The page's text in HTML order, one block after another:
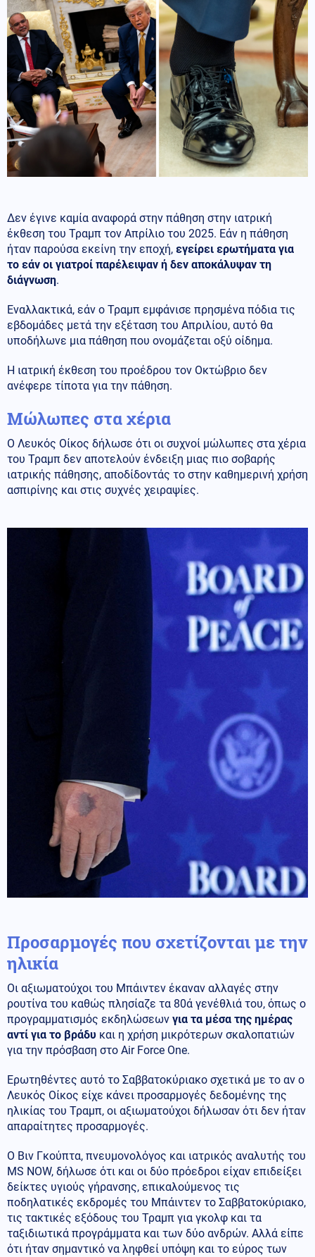
Δεν έγινε καμία αναφορά στην πάθηση στην ιατρική
έκθεση του Τραμπ τον Απρίλιο του 2025. Εάν η πάθηση
ήταν παρούσα εκείνη την εποχή, εγείρει ερωτήματα για
το εάν οι γιατροί παρέλειψαν ή δεν αποκάλυψαν τη
διάγνωση.
Εναλλακτικά, εάν ο Τραμπ εμφάνισε πρησμένα πόδια τις
εβδομάδες μετά την εξέταση του Απριλίου, αυτό θα
υποδήλωνε μια πάθηση που ονομάζεται οξύ οίδημα.
Η ιατρική έκθεση του προέδρου τον Οκτώβριο δεν
ανέφερε τίποτα για την πάθηση.
Μώλωπες στα χέρια
Ο Λευκός Οίκος δήλωσε ότι οι συχνοί μώλωπες στα χέρια
του Τραμπ δεν αποτελούν ένδειξη μιας πιο σοβαρής
ιατρικής πάθησης, αποδίδοντάς το στην καθημερινή χρήση
ασπιρίνης και στις συχνές χειραψίες.
Προσαρμογές που σχετίζονται με την
ηλικία
Οι αξιωματούχοι του Μπάιντεν έκαναν αλλαγές στην
ρουτίνα του καθώς πλησίαζε τα 80ά γενέθλιά του, όπως ο
προγραμματισμός εκδηλώσεων για τα μέσα της ημέρας
αντί για το βράδυ και η χρήση μικρότερων σκαλοπατιών
για την πρόσβαση στο Air Force One.
Ερωτηθέντες αυτό το Σαββατοκύριακο σχετικά με το αν ο
Λευκός Οίκος είχε κάνει προσαρμογές δεδομένης της
ηλικίας του Τραμπ, οι αξιωματούχοι δήλωσαν ότι δεν ήταν
απαραίτητες προσαρμογές.
Ο Βιν Γκούπτα, πνευμονολόγος και ιατρικός αναλυτής του
MS NOW, δήλωσε ότι και οι δύο πρόεδροι είχαν επιδείξει
δείκτες υγιούς γήρανσης, επικαλούμενος τις
ποδηλατικές εκδρομές του Μπάιντεν το Σαββατοκύριακο,
τις τακτικές εξόδους του Τραμπ για γκολφ και τα
ταξιδιωτικά προγράμματα και των δύο ανδρών. Αλλά είπε
ότι ήταν σημαντικό να ληφθεί υπόψη και το εύρος των